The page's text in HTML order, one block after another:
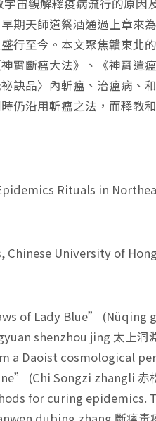
期天師道祭酒通過上章來
行至今。本文聚焦贛東北
霄斷瘟大法》、《神霄遣
訣品〉內斬瘟、治瘟病、
仍沿用斬瘟之法，而釋教
Rituals in
University of
of Lady Blue” (Nüqing
shenzhou jing 太上洞
a Daoist cosmological
(Chi Songzi zhangli 赤
for curing epidemics.